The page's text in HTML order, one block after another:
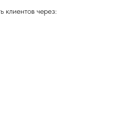
клиентов через: